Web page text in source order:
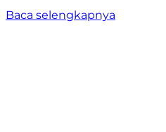
Baca selengkapnya